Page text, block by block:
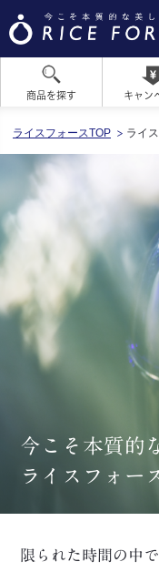
商品を探す キャン
ライスフォースTOP ライ
今こそ本質的
ライスフォー
限られた時間の中